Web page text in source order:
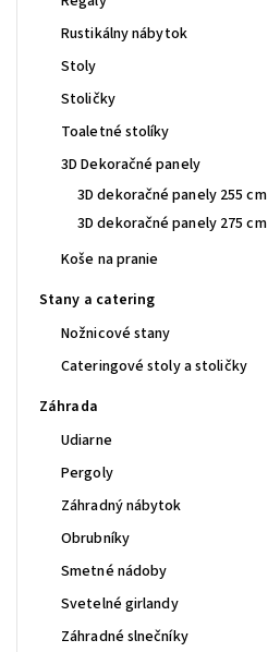
Rustikálny nábytok
Stoly
Stoličky
Toaletné stolíky
3D Dekoračné panely
3D dekoračné panely 255 cm
3D dekoračné panely 275 cm
Koše na pranie
Stany a catering
Nožnicové stany
Cateringové stoly a stoličky
Záhrada
Udiarne
Pergoly
Záhradný nábytok
Obrubníky
Smetné nádoby
Svetelné girlandy
Záhradné slnečníky